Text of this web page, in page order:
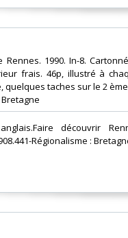
1990. In-8.
frais. 46p, illustré à
taches sur le 2
découvrir
Régionalisme :